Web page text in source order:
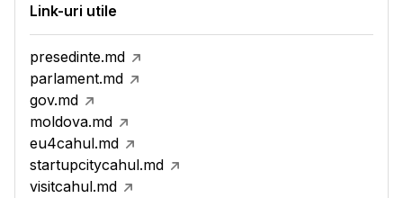
Link-uri utile
presedinte.md
parlament.md
gov.md
moldova.md
eu4cahul.md
startupcitycahul.md
visitcahul.md